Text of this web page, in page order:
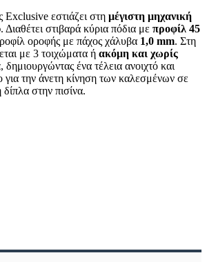
Exclusive εστιάζει στη μέγιστη μηχανική
. Διαθέτει στιβαρά κύρια πόδια με προφίλ 45
οροφής με πάχος χάλυβα 1,0 mm. Στη
με 3 τοιχώματα ή ακόμη και χωρίς
, δημιουργώντας ένα τέλεια ανοιχτό και
για την άνετη κίνηση των καλεσμένων σε
στην πισίνα.